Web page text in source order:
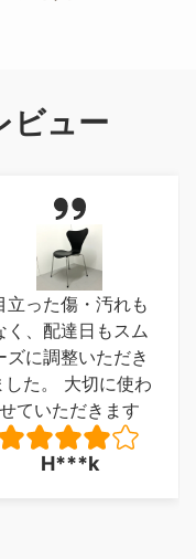
ビュー
立った傷・汚れも
く、配達日もスム
ズに調整いただき
した。 大切に使わ
せていただきます
H***k